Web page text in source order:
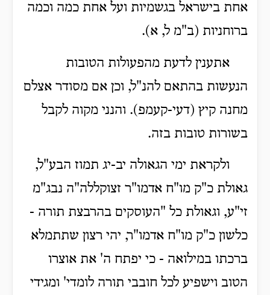
אחת בישראל בגשמיות ועל אחת כמה וכמה
ברוחניות (ב"מ ל, א).
אתענין לדעת מהפעולות הטובות
הנעשות בהתאם להנ"ל, וכן אם מסודר אצלם
מחנה קיץ (דעי-קעמפ). והנני מקוה לקבל
בשורות טובות בזה.
ולקראת ימי הגאולה יב-יג תמוז הבע"ל,
גאולת כ"ק מו"ח אדמו"ר זצוקללה"ה נבג"מ
זי"ע, וגאולת כל "העוסקים בהרבצת תורה -
כלשון כ"ק מו"ח אדמו"ר, יהי רצון שתתמלא
ברכתו במילואה - כי יפתח ה' את אוצרו
הטוב וישפיע לכל חובבי תורה לומדי' ומגידי